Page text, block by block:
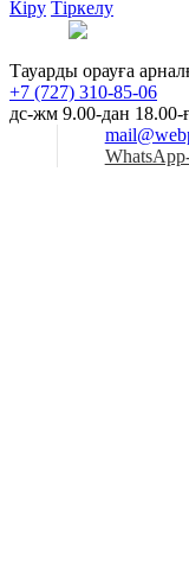
Кіру Тіркелу
Тауарды орауға
+7 (727) 310-85-06
дс-жм 9.00-дан 18.00-